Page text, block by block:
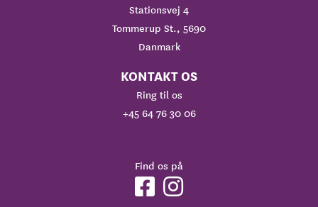
Stationsvej 4
Tommerup St., 5690
Danmark
KONTAKT OS
Ring til os
+45 64 76 30 06
Find os på